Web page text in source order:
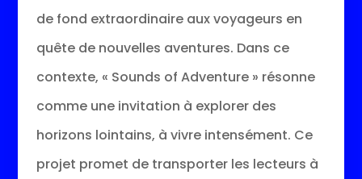
de fond extraordinaire aux voyageurs en
quête de nouvelles aventures. Dans ce
contexte, « Sounds of Adventure » résonne
comme une invitation à explorer des
horizons lointains, à vivre intensément. Ce
projet promet de transporter les lecteurs à